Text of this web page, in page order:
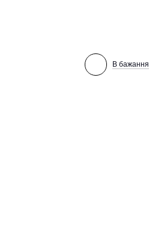
В бажання